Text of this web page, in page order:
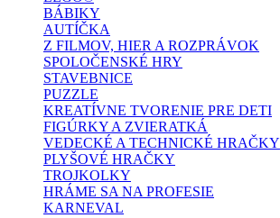
BÁBIKY
AUTÍČKA
Z FILMOV, HIER A ROZPRÁVOK
SPOLOČENSKÉ HRY
STAVEBNICE
PUZZLE
KREATÍVNE TVORENIE PRE DETI
FIGÚRKY A ZVIERATKÁ
VEDECKÉ A TECHNICKÉ HRAČKY
PLYŠOVÉ HRAČKY
TROJKOLKY
HRÁME SA NA PROFESIE
KARNEVAL